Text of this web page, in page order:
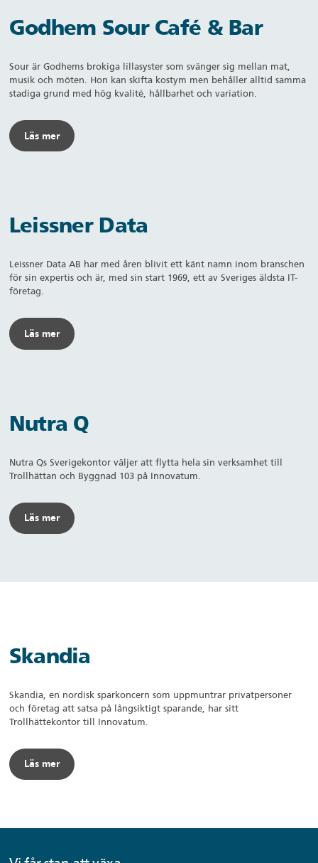
Godhem Sour Café & Bar
Sour är Godhems brokiga lillasyster som svänger sig mellan mat,
musik och möten. Hon kan skifta kostym men behåller alltid samma
stadiga grund med hög kvalité, hållbarhet och variation.
Läs mer
Leissner Data
Leissner Data AB har med åren blivit ett känt namn inom branschen
för sin expertis och är, med sin start 1969, ett av Sveriges äldsta IT-
företag.
Läs mer
Nutra Q
Nutra Qs Sverigekontor väljer att flytta hela sin verksamhet till
Trollhättan och Byggnad 103 på Innovatum.
Läs mer
Skandia
Skandia, en nordisk sparkoncern som uppmuntrar privatpersoner
och företag att satsa på långsiktigt sparande, har sitt
Trollhättekontor till Innovatum.
Läs mer